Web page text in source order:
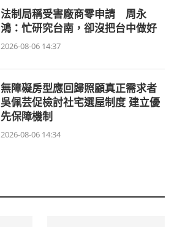
法制局稱受害廠商零申請 周永
鴻：忙研究台南，卻沒把台中做好
2026-08-06 14:37
無障礙房型應回歸照顧真正需求者
吳佩芸促檢討社宅選屋制度 建立優
先保障機制
2026-08-06 14:34